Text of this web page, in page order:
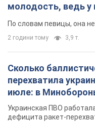
молодость, ведь у
По словам певицы, она
2 години тому 3,9 т.
Сколько
перехватила
июле: в
Украинская ПВО
дефицита ракет-